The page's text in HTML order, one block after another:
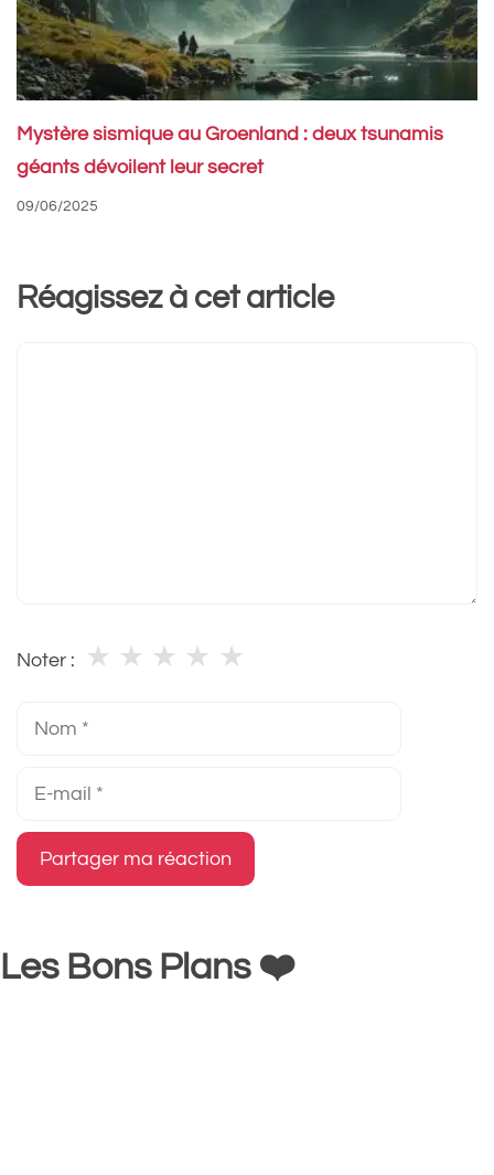
Mystère sismique au Groenland : deux tsunamis
géants dévoilent leur secret
09/06/2025
Réagissez à cet article
Noter : ★
★
★
★
★
Les Bons Plans ❤️